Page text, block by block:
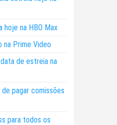
hoje na HBO Max
na Prime Video
de estreia na
pagar comissões
para todos os